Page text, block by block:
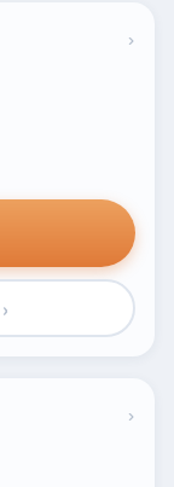
›
›
›